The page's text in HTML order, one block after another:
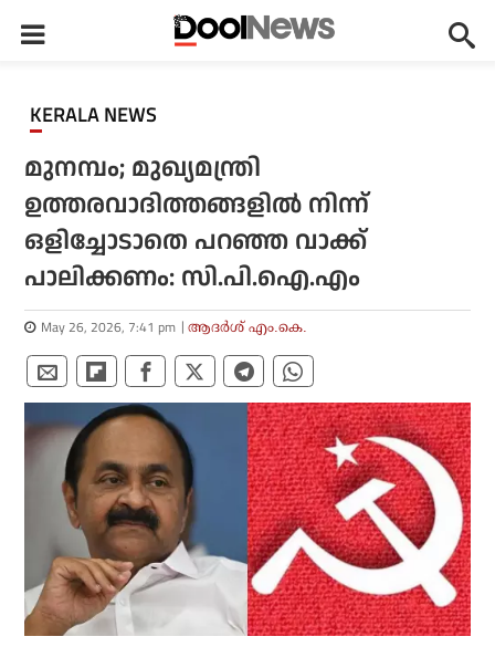
KERALA NEWS
മുനമ്പം; മുഖ്യമന്ത്രി
ഉത്തരവാദിത്തങ്ങളില്‍ നിന്ന്
ഒളിച്ചോടാതെ പറഞ്ഞ വാക്ക്
പാലിക്കണം: സി.പി.ഐ.എം
May 26, 2026, 7:41 pm ആദർശ് എം.കെ.